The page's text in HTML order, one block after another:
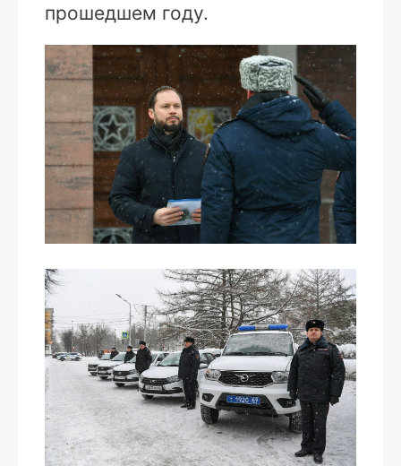
прошедшем году.